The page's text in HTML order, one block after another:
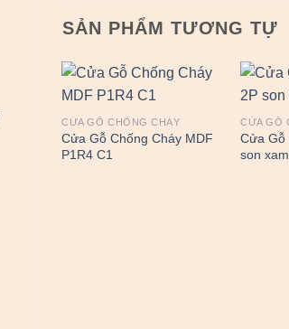
SẢN PHẨM TƯƠNG TỰ
CỬA GỖ CHỐNG CHÁY
Cửa Gỗ Chống Cháy MDF
P1R4 C1
CỬA GỖ
Cửa Gỗ
son xam